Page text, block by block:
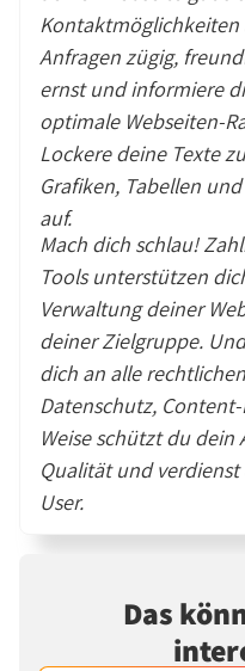
Anfragen zügig,
ernst und informiere
optimale Webseiten-
Lockere deine Texte
Grafiken, Tabellen
auf.
Mach dich schlau!
Tools unterstützen
Verwaltung deiner
deiner Zielgruppe.
dich an alle
Datenschutz,
Weise schützt du dein
Qualität und
User.
Das